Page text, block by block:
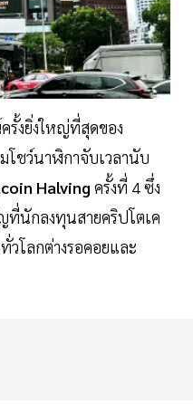
รั้งยิ่งใหญ่ที่สุดของ
โชว์นาฬิกาจับเวลานับ
Halving ครั้งที่ 4 ซึ่ง
ที่นักลงทุนสายคริปโตเค
วโลกต่างรอคอยและ